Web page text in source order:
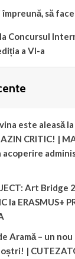
să
Concursul
a VI-a
este aleasă
CRITIC! |
acoperire
Art Bridge
la ERASMUS+
Aramă – un
|